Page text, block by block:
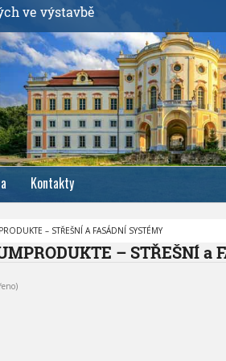
ve výstavbě
Kontakty
– STŘEŠNÍ A FASÁDNÍ SYSTÉMY
– STŘEŠNÍ a